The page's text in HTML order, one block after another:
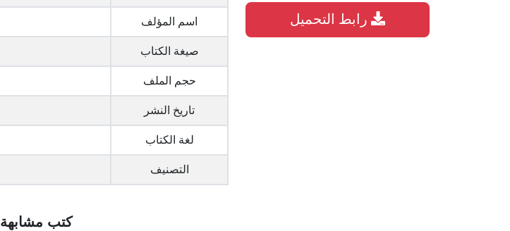
اسم المؤلف
صيغة الكتاب
حجم الملف
تاريخ النشر
لغة الكتاب
التصنيف
كتب مشابهة